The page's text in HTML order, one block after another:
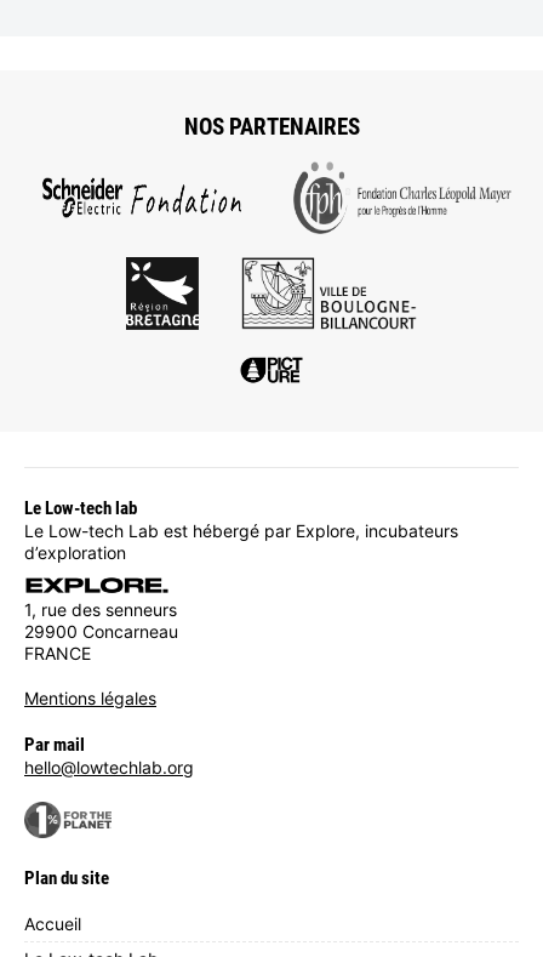
NOS PARTENAIRES
Le Low-tech lab
Le Low-tech Lab est hébergé par Explore, incubateurs
d’exploration
1, rue des senneurs
29900 Concarneau
FRANCE
Mentions légales
Par mail
hello@lowtechlab.org
Plan du site
Accueil